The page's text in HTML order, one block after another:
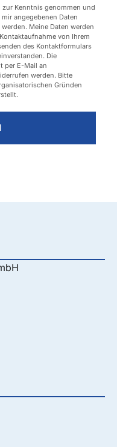
zur Kenntnis genommen und
angegebenen Daten
Meine Daten werden
von Ihrem
des Kontaktformulars
Die
per E-Mail an
werden. Bitte
Gründen